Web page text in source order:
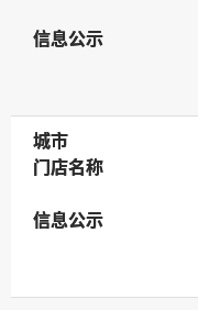
信息公示
信息公示
城市
城市
门店名称
门店名称
信息公示
信息公示